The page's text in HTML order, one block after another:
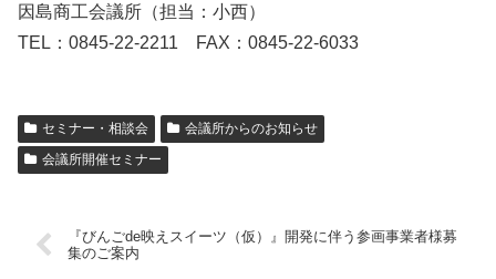
因島商工会議所（担当：小西）
TEL：0845-22-2211 FAX：0845-22-6033
セミナー・相談会
会議所からのお知らせ
会議所開催セミナー
『びんごde映えスイーツ（仮）』開発に伴う参画事業者様募
集のご案内